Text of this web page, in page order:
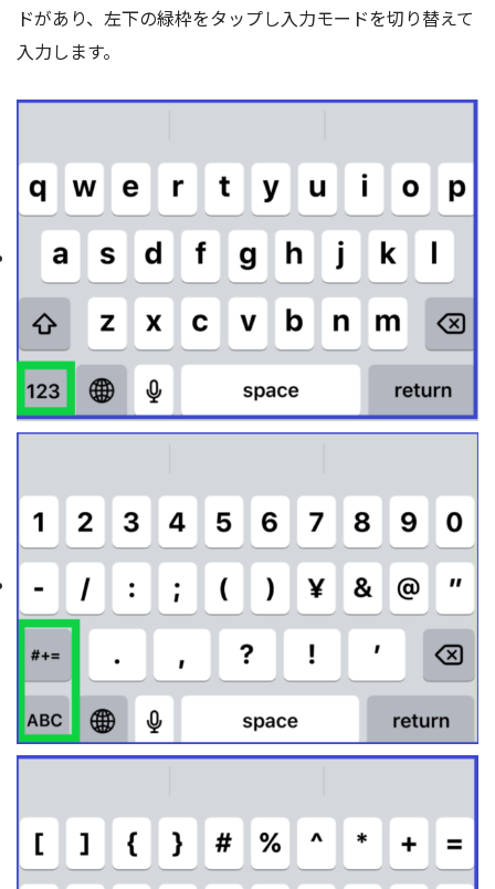
ドがあり、左下の緑枠をタップし入力モードを切り替えて
入力します。